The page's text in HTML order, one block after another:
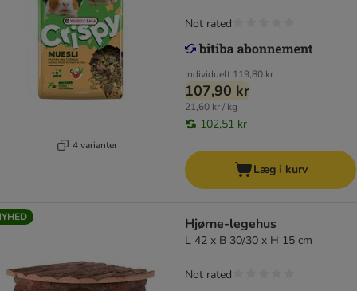
4 varianter
Individuelt 119,80 kr
107,90 kr
21,60 kr / kg
102,51 kr
Not rated
Læg i kurv
Hjørne-legehus
L 42 x B 30/30 x H 15 cm
Not rated